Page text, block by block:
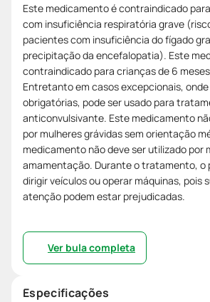
Este medicamento é contraindicado
com insuficiência respiratória grave
pacientes com insuficiência do fígado
precipitação da encefalopatia). Este
contraindicado para crianças de 6
Entretanto em casos excepcionais,
obrigatórias, pode ser usado para
anticonvulsivante. Este medicamento
por mulheres grávidas sem orientação
medicamento não deve ser utilizado por
amamentação. Durante o tratamento, o
dirigir veículos ou operar máquinas, pois
atenção podem estar prejudicadas.
Ver bula completa
Especificações